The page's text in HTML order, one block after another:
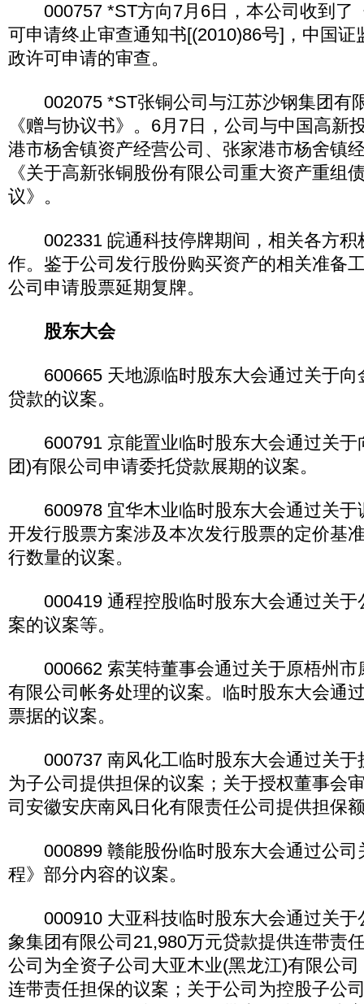
000757 *ST方向7月6日，本公司收到了
可申请终止审查通知书[(2010)86号]，中国证
政许可申请的审查。
002075 *ST张铜公司与江苏沙钢集团有
《赠与协议书》。6月7日，公司与中国高新
港市杨舍镇资产经营公司、张家港市杨舍镇
《关于高新张铜股份有限公司重大资产重组
议》。
002331 皖通科技停牌期间，相关各方积
作。鉴于公司发行股份购买资产的相关准备
公司申请股票延期复牌。
股东大会
600665 天地源临时股东大会通过关于向
贷款的议案。
600791 京能置业临时股东大会通过关于
团)有限公司申请委托贷款展期的议案。
600978 宜华木业临时股东大会通过关于
开发行股票方案涉及本次发行股票的定价基
行数量的议案。
000419 通程控股临时股东大会通过关于
案的议案等。
000662 索芙特董事会通过关于原梧州市
有限公司帐务处理的议案。临时股东大会通
票据的议案。
000737 南风化工临时股东大会通过关于
为子公司提供担保的议案；关于授权董事会
司安徽安庆南风日化有限责任公司提供担保
000899 赣能股份临时股东大会通过公司
程》部分内容的议案。
000910 大亚科技临时股东大会通过关于
象集团有限公司21,980万元贷款提供连带责
公司为全资子公司大亚木业(黑龙江)有限公
连带责任担保的议案；关于公司为控股子公